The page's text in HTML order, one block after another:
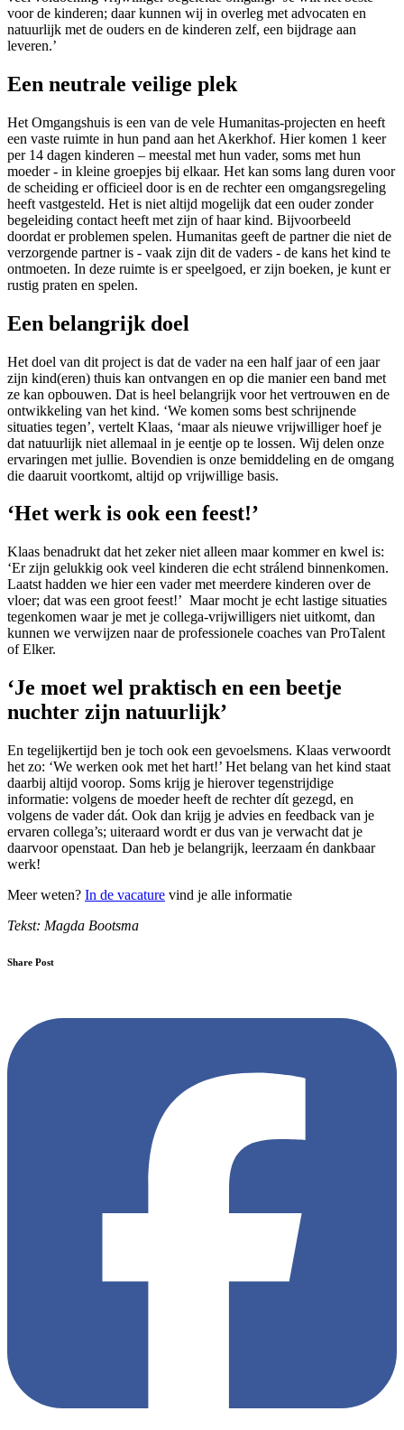
voor de kinderen; daar kunnen wij in overleg met advocaten en
natuurlijk met de ouders en de kinderen zelf, een bijdrage aan
leveren.’
Een neutrale veilige plek
Het Omgangshuis is een van de vele Humanitas-projecten en heeft
een vaste ruimte in hun pand aan het Akerkhof. Hier komen 1 keer
per 14 dagen kinderen – meestal met hun vader, soms met hun
moeder - in kleine groepjes bij elkaar. Het kan soms lang duren voor
de scheiding er officieel door is en de rechter een omgangsregeling
heeft vastgesteld. Het is niet altijd mogelijk dat een ouder zonder
begeleiding contact heeft met zijn of haar kind. Bijvoorbeeld
doordat er problemen spelen. Humanitas geeft de partner die niet de
verzorgende partner is - vaak zijn dit de vaders - de kans het kind te
ontmoeten. In deze ruimte is er speelgoed, er zijn boeken, je kunt er
rustig praten en spelen.
Een belangrijk doel
Het doel van dit project is dat de vader na een half jaar of een jaar
zijn kind(eren) thuis kan ontvangen en op die manier een band met
ze kan opbouwen. Dat is heel belangrijk voor het vertrouwen en de
ontwikkeling van het kind. ‘We komen soms best schrijnende
situaties tegen’, vertelt Klaas, ‘maar als nieuwe vrijwilliger hoef je
dat natuurlijk niet allemaal in je eentje op te lossen. Wij delen onze
ervaringen met jullie. Bovendien is onze bemiddeling en de omgang
die daaruit voortkomt, altijd op vrijwillige basis.
‘Het werk is ook een feest!’
Klaas benadrukt dat het zeker niet alleen maar kommer en kwel is:
‘Er zijn gelukkig ook veel kinderen die echt strálend binnenkomen.
Laatst hadden we hier een vader met meerdere kinderen over de
vloer; dat was een groot feest!’ Maar mocht je echt lastige situaties
tegenkomen waar je met je collega-vrijwilligers niet uitkomt, dan
kunnen we verwijzen naar de professionele coaches van ProTalent
of Elker.
‘Je moet wel praktisch en een beetje
nuchter zijn natuurlijk’
En tegelijkertijd ben je toch ook een gevoelsmens. Klaas verwoordt
het zo: ‘We werken ook met het hart!’ Het belang van het kind staat
daarbij altijd voorop. Soms krijg je hierover tegenstrijdige
informatie: volgens de moeder heeft de rechter dít gezegd, en
volgens de vader dát. Ook dan krijg je advies en feedback van je
ervaren collega’s; uiteraard wordt er dus van je verwacht dat je
daarvoor openstaat. Dan heb je belangrijk, leerzaam én dankbaar
werk!
Meer weten? In de vacature vind je alle informatie
Tekst: Magda Bootsma
Share Post